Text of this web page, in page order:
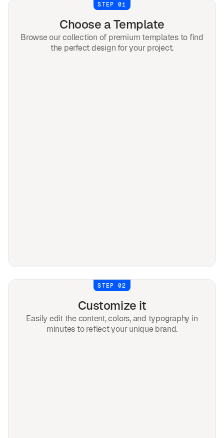
STEP 01
Choose a Template
Browse our collection of premium templates to find
the perfect design for your project.
STEP 02
Customize it
Easily edit the content, colors, and typography in
minutes to reflect your unique brand.